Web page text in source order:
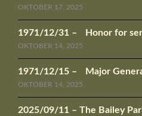
OKTOBER 17, 2025
1971/12/31 – Honor for
OKTOBER 14, 2025
1971/12/15 – Major
OKTOBER 14, 2025
2025/09/11 – The Bailey